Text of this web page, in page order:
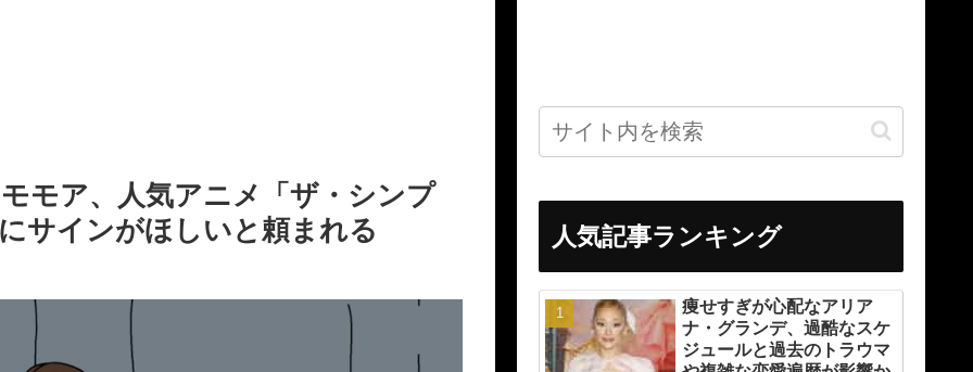
モア、人気アニメ「ザ・シンプ
サインがほしいと頼まれる
人気記事ランキング
痩せすぎが心配なアリア
ナ・グランデ、過酷なスケ
ジュールと過去のトラウマ